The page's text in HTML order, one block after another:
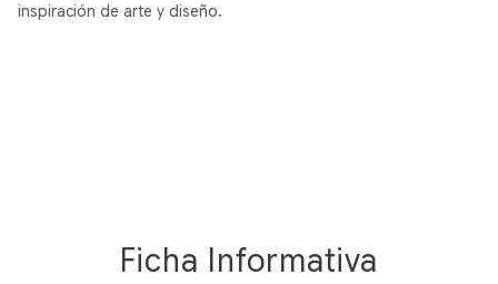
inspiración de arte y diseño.
Ficha Informativa